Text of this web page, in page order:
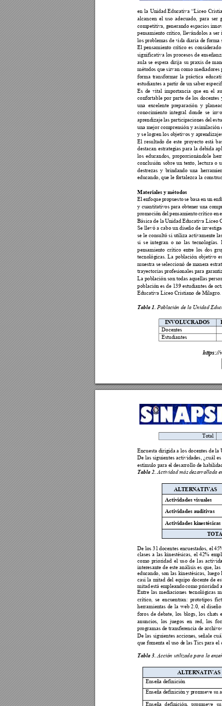
https://
en la Unidad Educativa “Liceo C
alcancen el uso adecuado, para ser
competitiva, generando espacios
pensamiento crítico, llevándolos a ser
los problemas de vida diaria de forma
El pensamiento crítico es
significativa los procesos de
aula se espera dirija su praxis de
métodos que sirvan como mediadores
forma transformar la práctica
estudiantes a partir de un saber
Es de vital importancia que en el
confortable por parte de los docentes
una excelente preparación y
conocimiento integral donde se invo
aprendizaje las participaciones del
una mejor comprensión y asimilación
y se logren los objetivos y aprendiz
El resultado de este proyecto está
destacan estrategias para la debida
los educandos, proporcionándole
conclusión sobre un texto, lectura o
destrezas y brindando una
educando, que le fortalezca la co
Materiales y métodos
El enfoque propuesto se basa en un
y cuantitativos para obtener una
promoción del pensamiento crítico en
Básica de la Unidad Educativa Liceo
Se llevó a cabo un diseño de
se le consultó si utiliza activamente
si se integran o no las tecnologías.
pensamiento crítico entre los dos
tecnológicas. La población objetivo
muestra se seleccionó de manera
trayectorias profesionales para g
La población son todas aquellas
población es de 139 estudiantes de
Educativa Liceo Cristiano de Milagro.
Tabla 1. Población de la Unidad Ed
INVOLUCRADOS
Docentes
Estudiantes
Total
Encuesta dirigida a los docentes de la
De las siguientes actividades, ¿cuál
estímulo para el desarrollo de hab
Tabla 2. Actividad más desarrollada
ALTERNATIVAS
Actividades visuales
Actividades auditivas
Actividades kinestésicas
De los 31 docentes encuestados, el
clases a las kinestésicas, el 42%
como prioridad el uso de las
interesante de este análisis es que, las
educando, son las kinestésicas, luego
casi la mitad del equipo docente de
mitad está empleando como prioridad
Entre las mediaciones tecnológicas
crítico, se encuentran: prototipos
herramientas de la web 2.0, el
foros de debate, los blogs, los chats
anuncios, los juegos en red, los
programas de transferencia de archi
De las siguientes acciones, señale
que fomenta el uso de las Tics para el
Tabla 3. Acción utilizada para la ens
ALTERNATIVAS
Enseña definición
Enseña definición y promueve su
Enseña definición, promueve su